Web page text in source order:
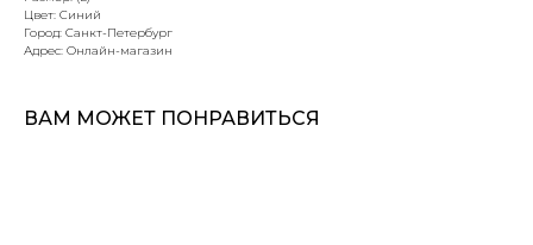
Цвет: Синий
Город: Санкт-Петербург
Адрес: Онлайн-магазин
ВАМ МОЖЕТ ПОНРАВИТЬСЯ